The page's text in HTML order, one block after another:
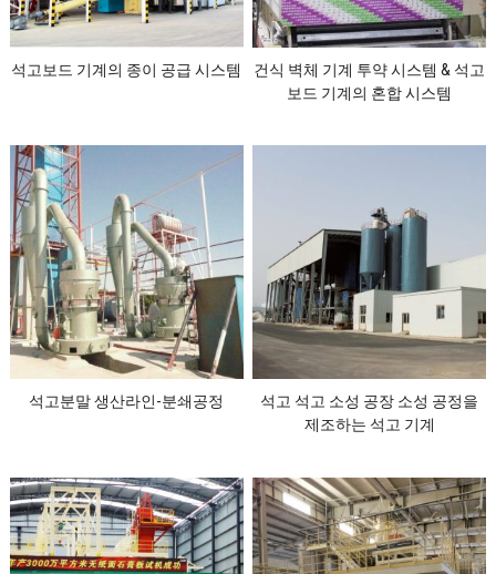
석고보드 기계의 종이 공급 시스템
건식 벽체 기계 투약 시스템 & 석고
보드 기계의 혼합 시스템
석고분말 생산라인-분쇄공정
석고 석고 소성 공장 소성 공정을
제조하는 석고 기계